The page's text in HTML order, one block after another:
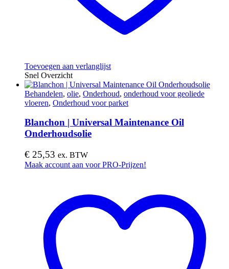
Toevoegen aan verlanglijst
Snel Overzicht
Behandelen, olie, Onderhoud, onderhoud voor geoliede
vloeren, Onderhoud voor parket
Blanchon | Universal Maintenance Oil
Onderhoudsolie
€ 25,53 ex. BTW
Maak account aan voor PRO-Prijzen!
Deze